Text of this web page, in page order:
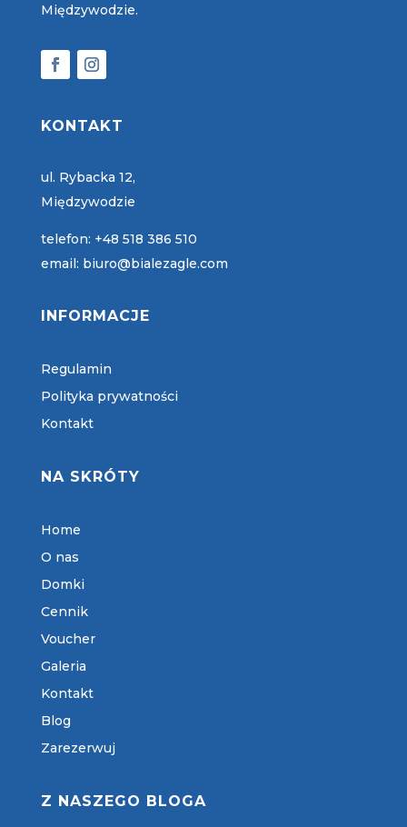
Międzywodzie.
KONTAKT
ul. Rybacka 12,
Międzywodzie
telefon: +48 518 386 510
email: biuro@bialezagle.com
INFORMACJE
Regulamin
Polityka prywatności
Kontakt
NA SKRÓTY
Home
O nas
Domki
Cennik
Voucher
Galeria
Kontakt
Blog
Zarezerwuj
Z NASZEGO BLOGA